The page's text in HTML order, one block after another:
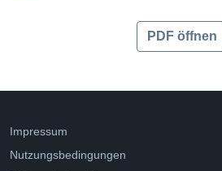
PDF öffnen
Impressum
Nutzungsbedingungen